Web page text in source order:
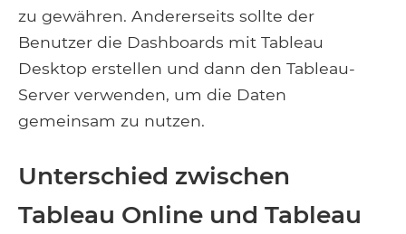
zu gewähren. Andererseits sollte der
Benutzer die Dashboards mit Tableau
Desktop erstellen und dann den Tableau-
Server verwenden, um die Daten
gemeinsam zu nutzen.
Unterschied zwischen
Tableau Online und Tableau